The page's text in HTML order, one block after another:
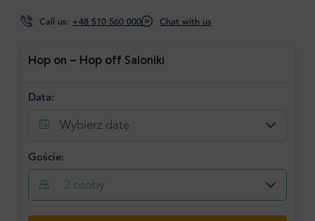
Call us: +48 510 560 000 Chat with us
Hop on – Hop off Saloniki
Data:
Wybierz datę
Goście:
2 osoby